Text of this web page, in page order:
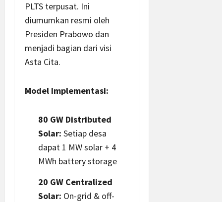
PLTS terpusat. Ini
diumumkan resmi oleh
Presiden Prabowo dan
menjadi bagian dari visi
Asta Cita.
Model Implementasi:
80 GW Distributed
Solar: Setiap desa
dapat 1 MW solar + 4
MWh battery storage
20 GW Centralized
Solar: On-grid & off-